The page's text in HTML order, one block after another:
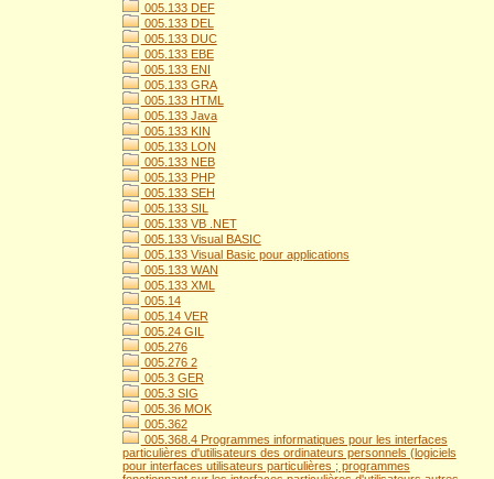
005.133 DEF
005.133 DEL
005.133 DUC
005.133 EBE
005.133 ENI
005.133 GRA
005.133 HTML
005.133 Java
005.133 KIN
005.133 LON
005.133 NEB
005.133 PHP
005.133 SEH
005.133 SIL
005.133 VB .NET
005.133 Visual BASIC
005.133 Visual Basic pour applications
005.133 WAN
005.133 XML
005.14
005.14 VER
005.24 GIL
005.276
005.276 2
005.3 GER
005.3 SIG
005.36 MOK
005.362
005.368.4 Programmes informatiques pour les interfaces
particulières d'utilisateurs des ordinateurs personnels (logiciels
pour interfaces utilisateurs particulières ; programmes